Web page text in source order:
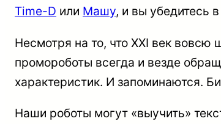
Time-D или Машу, и вы убедитесь
Несмотря на то, что XXI век
промороботы всегда и везде
характеристик. И запоминаются.
Наши роботы могут «выучить»